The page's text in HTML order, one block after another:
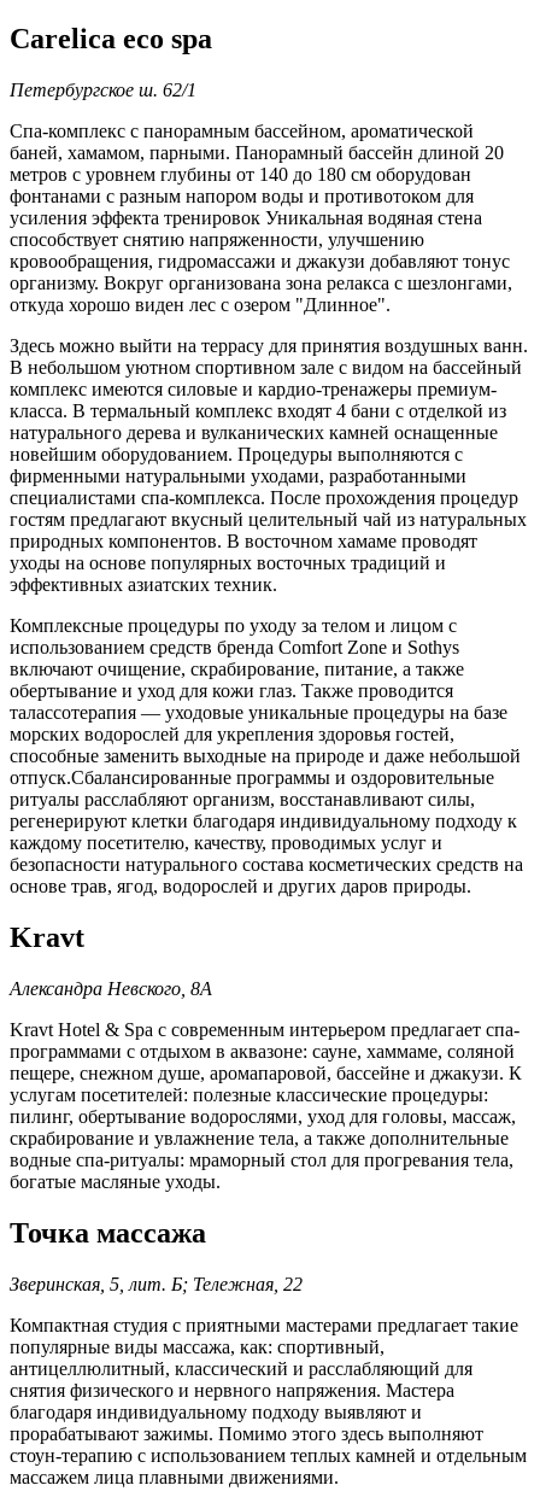
Carelica eco spa
Петербургское ш. 62/1
Спа-комплекс с панорамным бассейном, ароматической
баней, хамамом, парными. Панорамный бассейн длиной 20
метров с уровнем глубины от 140 до 180 см оборудован
фонтанами с разным напором воды и противотоком для
усиления эффекта тренировок Уникальная водяная стена
способствует снятию напряженности, улучшению
кровообращения, гидромассажи и джакузи добавляют тонус
организму. Вокруг организована зона релакса с шезлонгами,
откуда хорошо виден лес с озером "Длинное".
Здесь можно выйти на террасу для принятия воздушных ванн.
В небольшом уютном спортивном зале с видом на бассейный
комплекс имеются силовые и кардио-тренажеры премиум-
класса. В термальный комплекс входят 4 бани с отделкой из
натурального дерева и вулканических камней оснащенные
новейшим оборудованием. Процедуры выполняются с
фирменными натуральными уходами, разработанными
специалистами спа-комплекса. После прохождения процедур
гостям предлагают вкусный целительный чай из натуральных
природных компонентов. В восточном хамаме проводят
уходы на основе популярных восточных традиций и
эффективных азиатских техник.
Комплексные процедуры по уходу за телом и лицом с
использованием средств бренда Comfort Zone и Sothys
включают очищение, скрабирование, питание, а также
обертывание и уход для кожи глаз. Также проводится
талассотерапия — уходовые уникальные процедуры на базе
морских водорослей для укрепления здоровья гостей,
способные заменить выходные на природе и даже небольшой
отпуск.Сбалансированные программы и оздоровительные
ритуалы расслабляют организм, восстанавливают силы,
регенерируют клетки благодаря индивидуальному подходу к
каждому посетителю, качеству, проводимых услуг и
безопасности натурального состава косметических средств на
основе трав, ягод, водорослей и других даров природы.
Kravt
Александра Невского, 8А
Kravt Hotel & Spa с современным интерьером предлагает спа-
программами с отдыхом в аквазоне: сауне, хаммаме, соляной
пещере, снежном душе, аромапаровой, бассейне и джакузи. К
услугам посетителей: полезные классические процедуры:
пилинг, обертывание водорослями, уход для головы, массаж,
скрабирование и увлажнение тела, а также дополнительные
водные спа-ритуалы: мраморный стол для прогревания тела,
богатые масляные уходы.
Точка массажа
Зверинская, 5, лит. Б; Тележная, 22
Компактная студия с приятными мастерами предлагает такие
популярные виды массажа, как: спортивный,
антицеллюлитный, классический и расслабляющий для
снятия физического и нервного напряжения. Мастера
благодаря индивидуальному подходу выявляют и
прорабатывают зажимы. Помимо этого здесь выполняют
стоун-терапию с использованием теплых камней и отдельным
массажем лица плавными движениями.